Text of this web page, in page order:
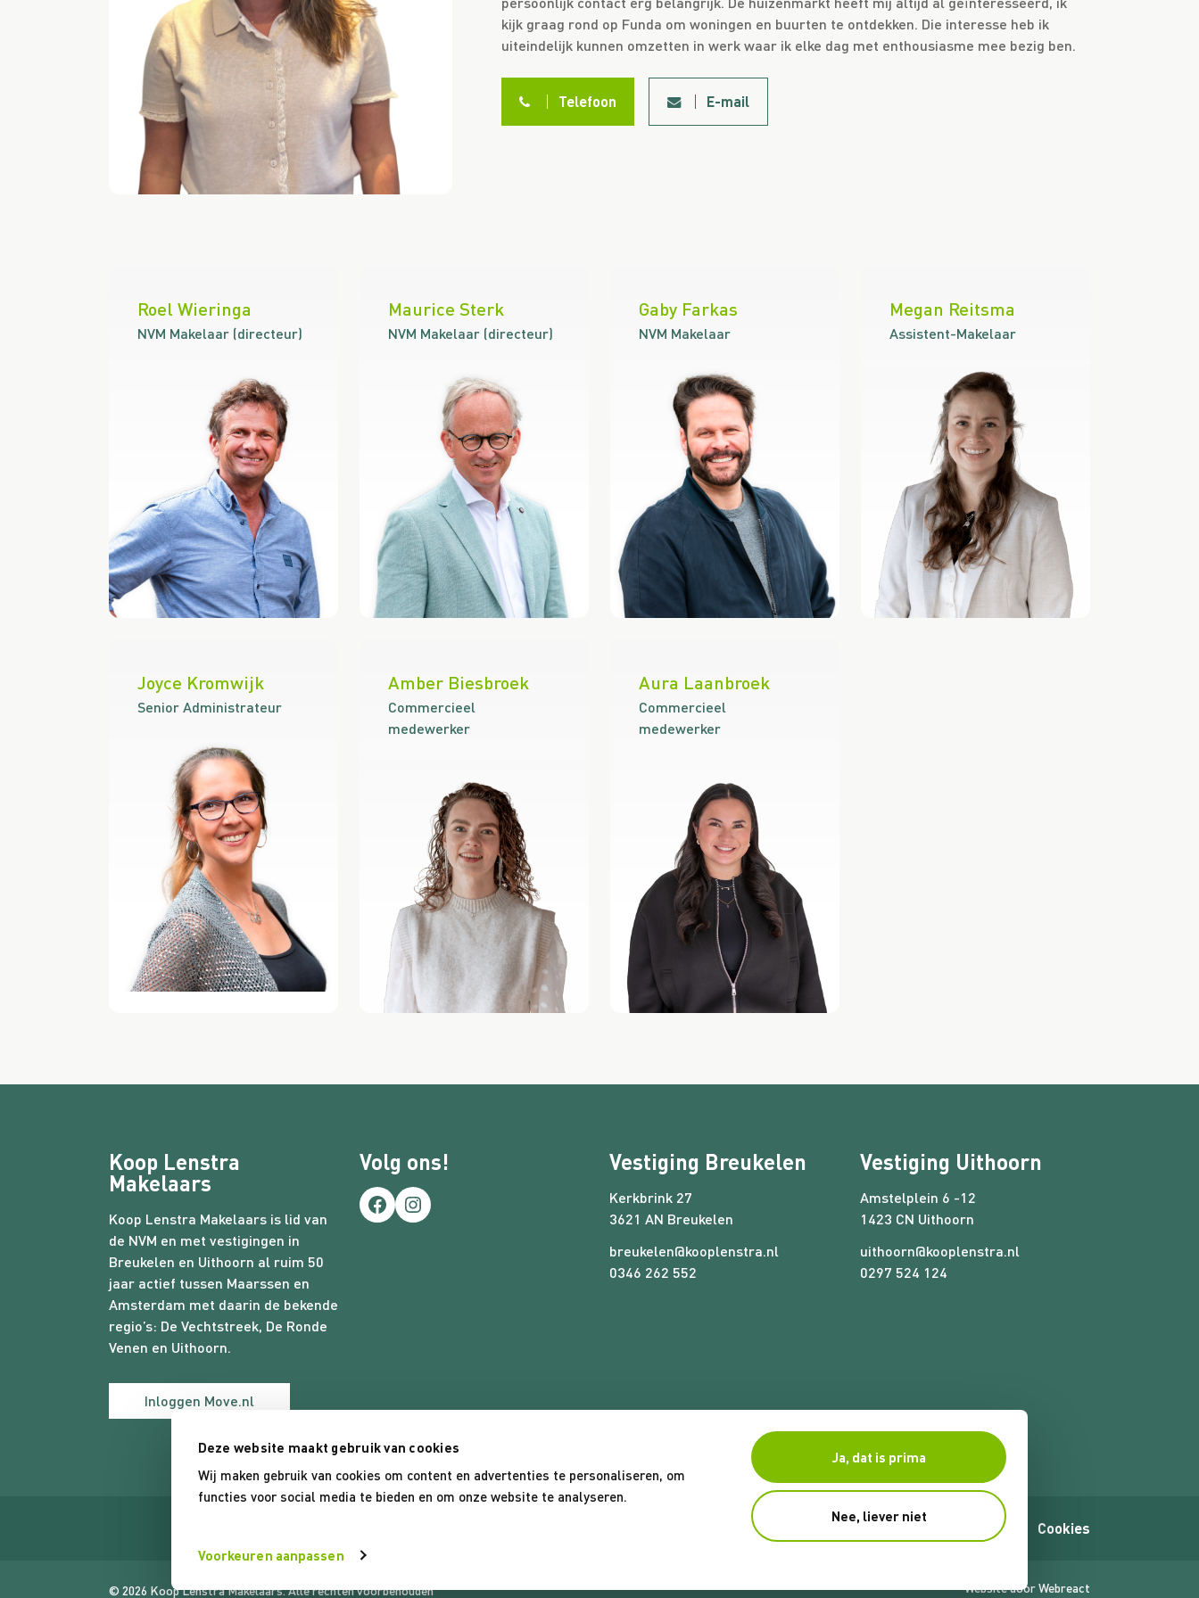
Deze website maakt gebruik van cookies
Wij maken gebruik van cookies om content en advertenties te personaliseren, om
functies voor social media te bieden en om onze website te analyseren.
Voorkeuren aanpassen
Ja, dat is prima
Nee, liever niet
kijk graag rond op Funda om woningen en buurten te ontdekken. Die interesse heb ik
uiteindelijk kunnen omzetten in werk waar ik elke dag met enthousiasme mee bezig ben.
Telefoon E-mail
Roel Wieringa
NVM Makelaar (directeur)
Maurice Sterk
NVM Makelaar (directeur)
Gaby Farkas
NVM Makelaar
Megan Reitsma
Assistent-Makelaar
Joyce Kromwijk
Senior Administrateur
Amber Biesbroek
Commercieel
medewerker
Aura Laanbroek
Commercieel
medewerker
Koop Lenstra
Makelaars
Koop Lenstra Makelaars is lid van
de NVM en met vestigingen in
Breukelen en Uithoorn al ruim 50
jaar actief tussen Maarssen en
Amsterdam met daarin de bekende
regio’s: De Vechtstreek De Ronde
Venen en Uithoorn.
Inloggen Move.nl
Volg ons!
Facebook
Instagram
Vestiging Breukelen
Kerkbrink 27
3621 AN Breukelen
breukelen@kooplenstra.nl
0346 262 552
Vestiging Uithoorn
Amstelplein 6 -12
1423 CN Uithoorn
uithoorn@kooplenstra.nl
0297 524 124
Algemene voorwaarden Privacybeleid Cookies
© 2026 Koop Lenstra Makelaars. Alle rechten voorbehouden Website door Webreact